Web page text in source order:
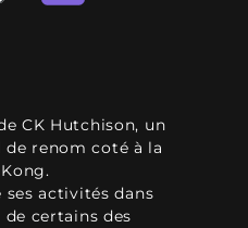
CK Hutchison, un
renom coté à la
ses activités dans
certains des